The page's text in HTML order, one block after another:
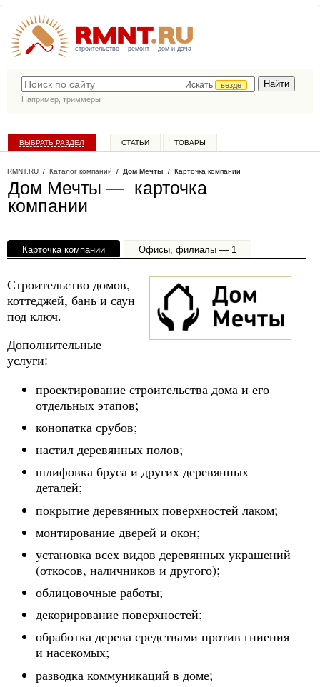
строительство ремонт дом и дача
Искать
везде
Например, триммеры
ВЫБРАТЬ РАЗДЕЛ СТАТЬИ ТОВАРЫ
RMNT.RU / Каталог компаний / Дом Мечты / Карточка компании
Дом Мечты — карточка
компании
Карточка компании Офисы, филиалы — 1
Строительство домов,
коттеджей, бань и саун
под ключ.
Дополнительные
услуги:
проектирование строительства дома и его
отдельных этапов;
конопатка срубов;
настил деревянных полов;
шлифовка бруса и других деревянных
деталей;
покрытие деревянных поверхностей лаком;
монтирование дверей и окон;
установка всех видов деревянных украшений
(откосов, наличников и другого);
облицовочные работы;
декорирование поверхностей;
обработка дерева средствами против гниения
и насекомых;
разводка коммуникаций в доме;